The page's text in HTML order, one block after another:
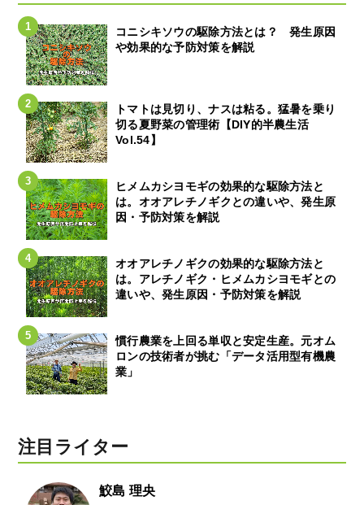
コニシキソウの駆除方法とは？ 発生原因
や効果的な予防対策を解説
トマトは見切り、ナスは粘る。猛暑を乗り
切る夏野菜の管理術【DIY的半農生活
Vol.54】
ヒメムカシヨモギの効果的な駆除方法と
は。オオアレチノギクとの違いや、発生原
因・予防対策を解説
オオアレチノギクの効果的な駆除方法と
は。アレチノギク・ヒメムカシヨモギとの
違いや、発生原因・予防対策を解説
慣行農業を上回る単収と安定生産。元オム
ロンの技術者が挑む「データ活用型有機農
業」
注目ライター
鮫島 理央